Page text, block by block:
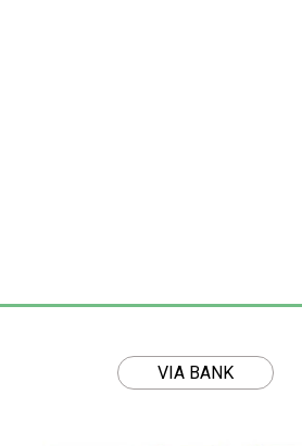
VIA BANK